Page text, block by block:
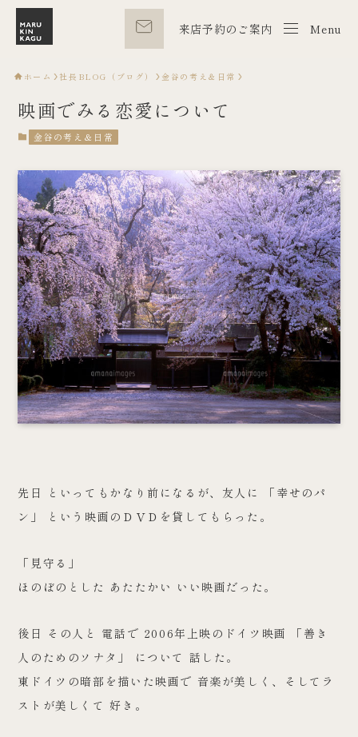
来店予約のご案内 Menu
Menu
ホーム 社長BLOG（ブログ） 金谷の考え＆日常
映画でみる恋愛について
金谷の考え＆日常
先日 といってもかなり前になるが、友人に 「幸せのパ
ン」 という映画のＤＶＤを貸してもらった。
「見守る」
ほのぼのとした あたたかい いい映画だった。
後日 その人と 電話で 2006年上映のドイツ映画 「善き
人のためのソナタ」 について 話した。
東ドイツの暗部を描いた映画で 音楽が美しく、そしてラ
ストが美しくて 好き。